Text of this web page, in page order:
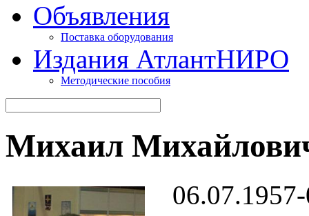
Объявления
Поставка оборудования
Издания АтлантНИРО
Методические пособия
Михаил